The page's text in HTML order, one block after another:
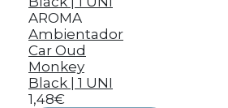
AROMA
Ambientador
Car Oud
Monkey
Black | 1 UNI
1,48€